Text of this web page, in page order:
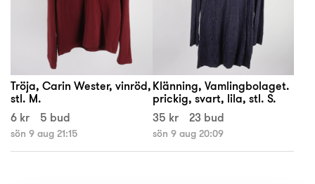
Tröja, Carin Wester, vinröd,
stl. M.
6 kr
5 bud
sön 9 aug 21:15
Klänning, Vamlingbolaget.
prickig, svart, lila, stl. S.
35 kr
23 bud
sön 9 aug 20:09